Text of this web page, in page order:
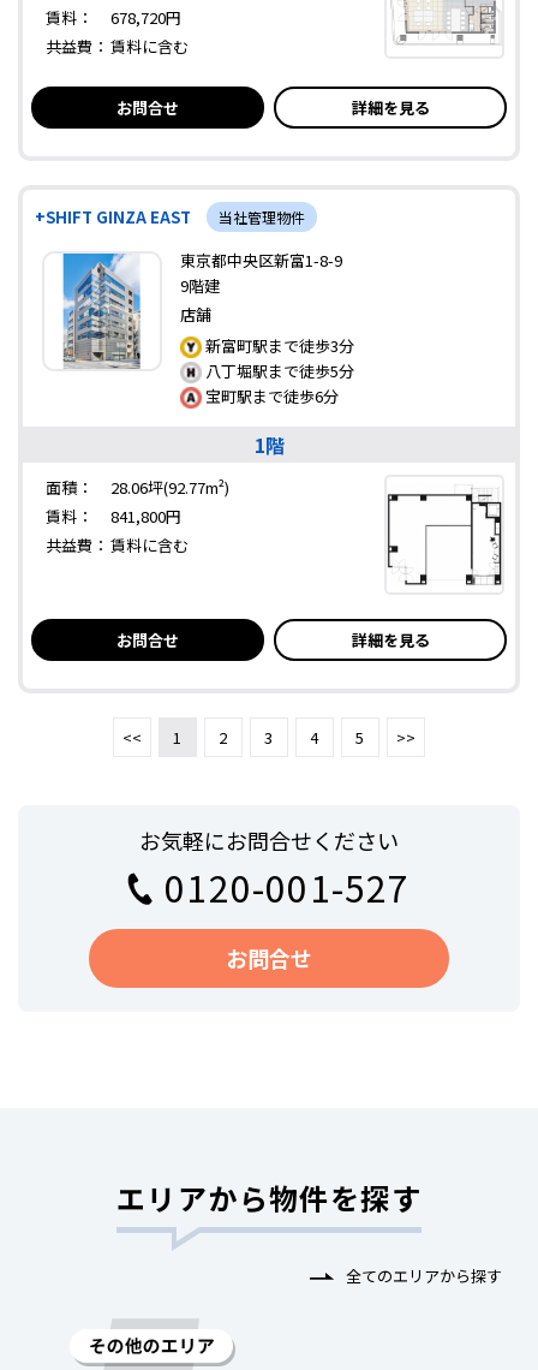
賃料：
678,720円
共益費： 賃料に含む
お問合せ 詳細を見る
+SHIFT GINZA EAST 当社管理物件
東京都中央区新富1-8-9
9階建
店舗
新富町駅まで徒歩3分
八丁堀駅まで徒歩5分
宝町駅まで徒歩6分
1階
面積：
28.06坪(92.77m²)
賃料：
841,800円
共益費： 賃料に含む
お問合せ 詳細を見る
<< 1 2 3 4 5 >>
お気軽にお問合せください
0120-001-527
お問合せ
エリアから物件を探す
全てのエリアから探す